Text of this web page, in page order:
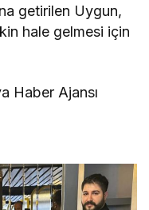
getirilen Uygun,
hale gelmesi için
Haber Ajansı